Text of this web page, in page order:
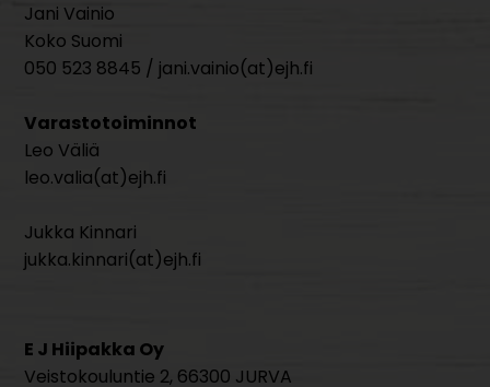
Jani Vainio
Koko Suomi
050 523 8845 / jani.vainio(at)ejh.fi
Varastotoiminnot
Leo Väliä
leo.valia(at)ejh.fi
Jukka Kinnari
jukka.kinnari(at)ejh.fi
E J Hiipakka Oy
Veistokouluntie 2, 66300 JURVA